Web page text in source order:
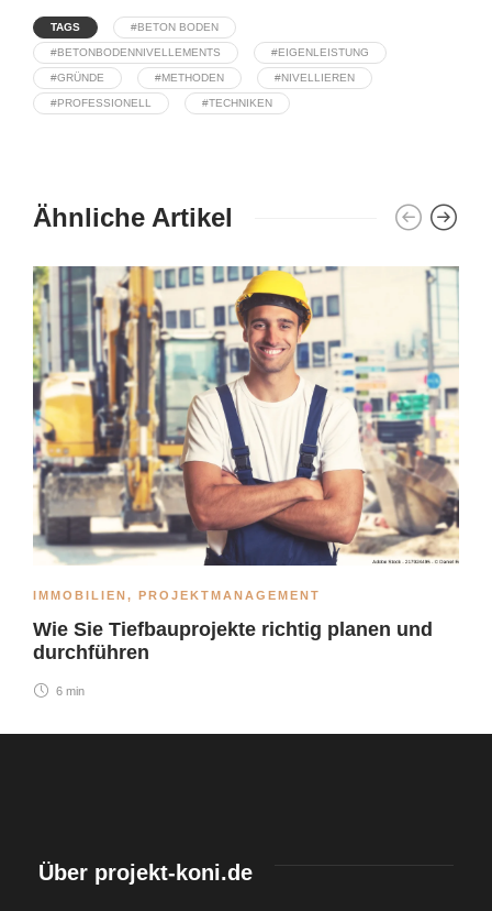
TAGS #BETON BODEN
#BETONBODENNIVELLEMENTS #EIGENLEISTUNG
#GRÜNDE #METHODEN #NIVELLIEREN
#PROFESSIONELL #TECHNIKEN
Ähnliche Artikel
IMMOBILIEN, PROJEKTMANAGEMENT
Wie Sie Tiefbauprojekte richtig planen und
durchführen
6 min
Über projekt-koni.de